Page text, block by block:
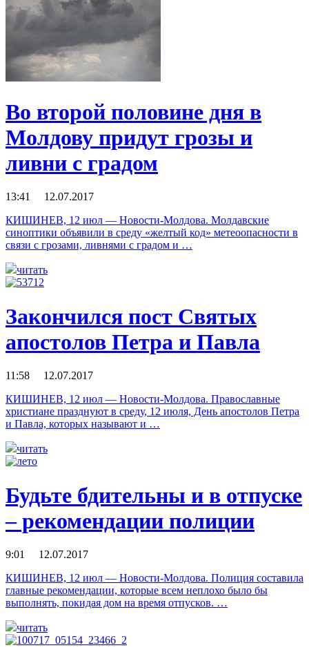
Во второй половине дня в
Молдову придут грозы и
ливни с градом
13:41 12.07.2017
КИШИНЕВ, 12 июл — Новости-Молдова. Молдавские
синоптики объявили в среду «желтый код» метеоопасности в
связи с грозами, ливнями с градом и …
читать
Закончился пост Святых
апостолов Петра и Павла
11:58 12.07.2017
КИШИНЕВ, 12 июл — Новости-Молдова. Православные
христиане празднуют в среду, 12 июля, День апостолов Петра
и Павла, которых называют и …
читать
Будьте бдительны и в отпуске
– рекомендации полиции
9:01 12.07.2017
КИШИНЕВ, 12 июл — Новости-Молдова. Полиция составила
главные рекомендации, которые всем неплохо было бы
выполнять, покидая дом на время отпусков. …
читать